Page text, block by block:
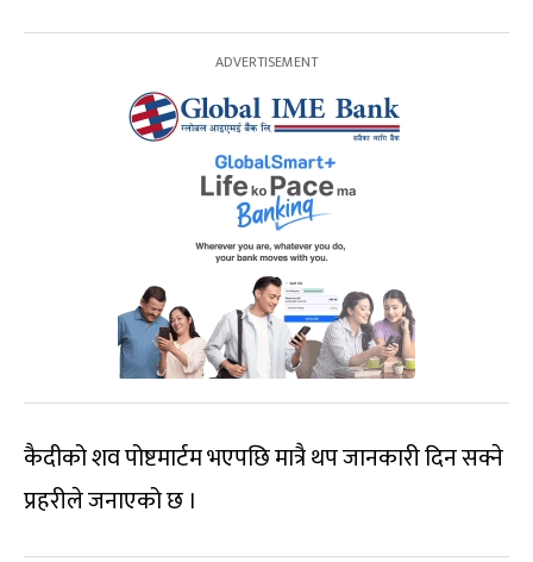
कैदीको शव पोष्टमार्टम भएपछि मात्रै थप जानकारी दिन सक्ने
प्रहरीले जनाएको छ ।